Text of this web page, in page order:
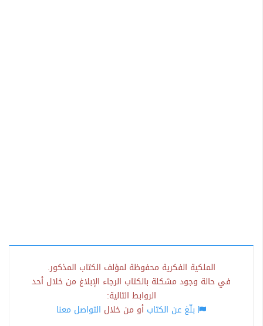
الملكية الفكرية محفوظة لمؤلف الكتاب المذكور.
في حالة وجود مشكلة بالكتاب الرجاء الإبلاغ من خلال أحد
الروابط التالية:
بلّغ عن الكتاب أو من خلال التواصل معنا